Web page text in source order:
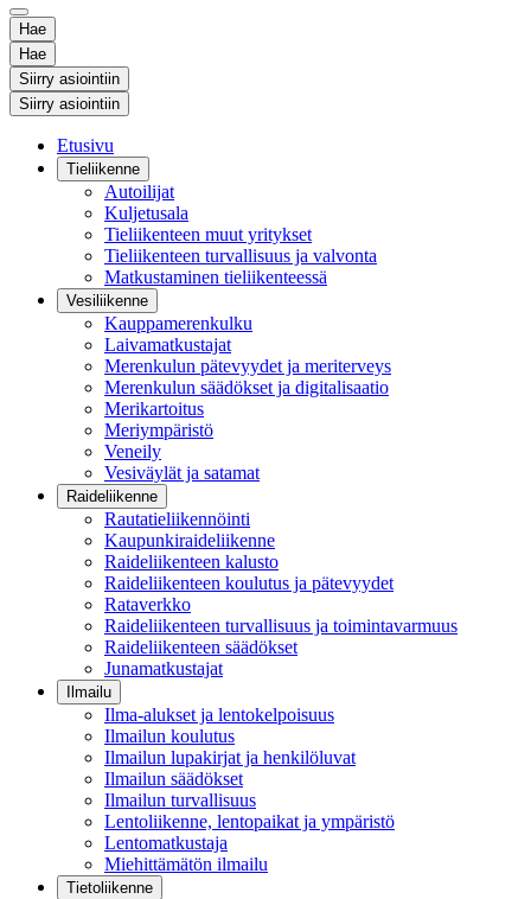
Hae
Hae
Siirry asiointiin
Siirry asiointiin
Etusivu
Tieliikenne
Autoilijat
Kuljetusala
Tieliikenteen muut yritykset
Tieliikenteen turvallisuus ja valvonta
Matkustaminen tieliikenteessä
Vesiliikenne
Kauppamerenkulku
Laivamatkustajat
Merenkulun pätevyydet ja meriterveys
Merenkulun säädökset ja digitalisaatio
Merikartoitus
Meriympäristö
Veneily
Vesiväylät ja satamat
Raideliikenne
Rautatieliikennöinti
Kaupunkiraideliikenne
Raideliikenteen kalusto
Raideliikenteen koulutus ja pätevyydet
Rataverkko
Raideliikenteen turvallisuus ja toimintavarmuus
Raideliikenteen säädökset
Junamatkustajat
Ilmailu
Ilma-alukset ja lentokelpoisuus
Ilmailun koulutus
Ilmailun lupakirjat ja henkilöluvat
Ilmailun säädökset
Ilmailun turvallisuus
Lentoliikenne, lentopaikat ja ympäristö
Lentomatkustaja
Miehittämätön ilmailu
Tietoliikenne